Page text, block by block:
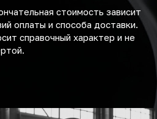
стоимость зависит
оплаты и способа доставки.
справочный характер и не